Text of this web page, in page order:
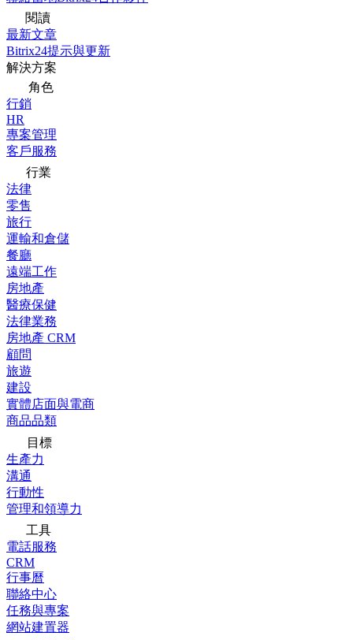
閱讀
最新文章
Bitrix24提示與更新
解決方案
角色
行銷
HR
專案管理
客戶服務
行業
法律
零售
旅行
運輸和倉儲
餐廳
遠端工作
房地產
醫療保健
法律業務
房地產 CRM
顧問
旅遊
建設
實體店面與電商
商品品類
目標
生產力
溝通
行動性
管理和領導力
工具
電話服務
CRM
行事曆
聯絡中心
任務與專案
網站建置器